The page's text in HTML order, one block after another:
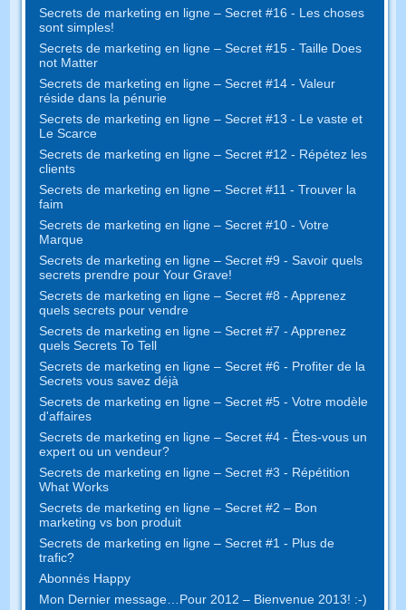
Secrets de marketing en ligne – Secret #16 - Les choses
sont simples!
Secrets de marketing en ligne – Secret #15 - Taille Does
not Matter
Secrets de marketing en ligne – Secret #14 - Valeur
réside dans la pénurie
Secrets de marketing en ligne – Secret #13 - Le vaste et
Le Scarce
Secrets de marketing en ligne – Secret #12 - Répétez les
clients
Secrets de marketing en ligne – Secret #11 - Trouver la
faim
Secrets de marketing en ligne – Secret #10 - Votre
Marque
Secrets de marketing en ligne – Secret #9 - Savoir quels
secrets prendre pour Your Grave!
Secrets de marketing en ligne – Secret #8 - Apprenez
quels secrets pour vendre
Secrets de marketing en ligne – Secret #7 - Apprenez
quels Secrets To Tell
Secrets de marketing en ligne – Secret #6 - Profiter de la
Secrets vous savez déjà
Secrets de marketing en ligne – Secret #5 - Votre modèle
d'affaires
Secrets de marketing en ligne – Secret #4 - Êtes-vous un
expert ou un vendeur?
Secrets de marketing en ligne – Secret #3 - Répétition
What Works
Secrets de marketing en ligne – Secret #2 – Bon
marketing vs bon produit
Secrets de marketing en ligne – Secret #1 - Plus de
trafic?
Abonnés Happy
Mon Dernier message…Pour 2012 – Bienvenue 2013! :-)